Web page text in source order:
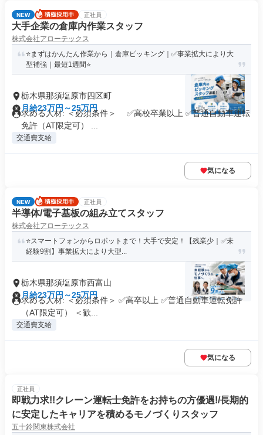
NEW 正社員
大手企業の倉庫内作業スタッフ
株式会社アローテックス
⭐️まずはかんたん作業から｜倉庫ピッキング｜✅事業拡大により大
型補強｜最短1週間⭐️
栃木県那須塩原市四区町
月給23万円～25万円
求める人材: ＜必須条件＞ ✅高校卒業以上 ✅普通自動車運転
免許（AT限定可） ...
交通費支給
気になる
NEW 正社員
半導体/電子基板の組み立てスタッフ
株式会社アローテックス
⭐️スマートフォンからロボットまで！大手で安定！【残業少｜✅未
経験9割】事業拡大により大型...
栃木県那須塩原市西富山
月給23万円～25万円
求める人材: ＜必須条件＞ ✅高卒以上 ✅普通自動車運転免許
（AT限定可） ＜歓...
交通費支給
気になる
正社員
即戦力求!!クレーン運転士免許をお持ちの方優遇!/長期的
に安定したキャリアを積めるモノづくりスタッフ
五十鈴関東株式会社